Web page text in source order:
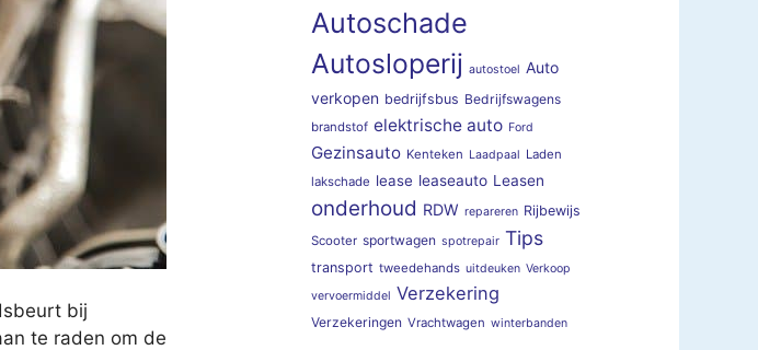
bij
te raden om de
Autoschade
Autosloperij autostoel Auto
verkopen bedrijfsbus Bedrijfswagens
brandstof elektrische auto Ford
Gezinsauto Kenteken Laadpaal Laden
lakschade lease leaseauto Leasen
onderhoud RDW repareren Rijbewijs
Scooter sportwagen spotrepair Tips
transport tweedehands uitdeuken Verkoop
vervoermiddel Verzekering
Verzekeringen Vrachtwagen winterbanden